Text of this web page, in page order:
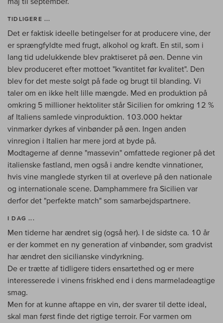
TIDLIGERE ...
Det er faktisk ideelle betingelser for at producere vine, der
er sprængfyldte med frugt, alkohol og kraft. En stil, som i
lang tid udelukkende blev praktiseret på øen. Denne vin
blev produceret efter mottoet "kvantitet før kvalitet". Den
blev for det meste solgt på fade og brugt til blanding. Vi
taler om en ikke helt lille mængde. Med en produktion på
omkring 5 millioner hektoliter står Sicilien for omkring 12 %
af Italiens samlede vinproduktion. 103.000 hektar
vinmarker dyrkes af vinbønder på øen. Ingen anden
vinregion i Italien har mere jord at byde på.
Modtagerne af denne "massevin" omfattede regioner på det
italienske fastland, men også i andre kendte vinnationer,
hvis vine manglede styrken til at overleve på den nationale
og internationale scene. Damphammere fra Sicilien var
derfor det "perfekte match" som samarbejdspartnere.
I DAG ...
Men tiderne har ændret sig (også her). I de sidste ca. 10 år
er der kommet en ny generation af vinbønder, som gradvist
har ændret den sicilianske vindyrkning.
De er trætte af tidligere tiders ensartethed og er mere
interesserede i vinens friskhed end i dens marmeladeagtige
smag.
Men for at kunne aftappe en vin, der svarer til dette ideal,
skal man først finde det rigtige terroir. For varmen om